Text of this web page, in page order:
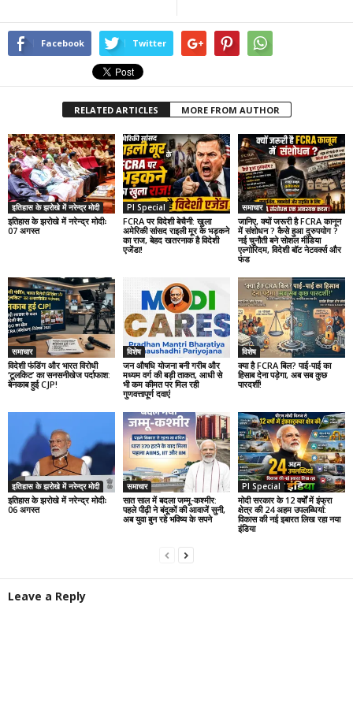
Facebook Twitter
RELATED ARTICLES MORE FROM AUTHOR
इतिहास के झरोखे में नरेन्द्र मोदी
इतिहास के झरोखे में नरेन्द्र मोदीः
07 अगस्त
PI Special
FCRA पर विदेशी बेचैनी: खुला
अमेरिकी सांसद राइली मूर के भड़कने
का राज, बेहद खतरनाक है विदेशी
एजेंडा!
समाचार
जानिए, क्यों जरूरी है FCRA कानून
में संशोधन ? कैसे हुआ दुरुपयोग ?
नई चुनौती बने सोशल मीडिया
एल्गोरिदम, विदेशी बॉट नेटवर्क्स और
फंड
समाचार
विदेशी फंडिंग और भारत विरोधी
‘टूलकिट’ का सनसनीखेज पर्दाफाश:
बेनकाब हुई CJP!
विशेष
जन औषधि योजना बनी गरीब और
मध्यम वर्ग की बड़ी ताकत, आधी से
भी कम कीमत पर मिल रही
गुणवत्तापूर्ण दवाएं
विशेष
क्या है FCRA बिल? पाई-पाई का
हिसाब देना पड़ेगा, अब सब कुछ
पारदर्शी!
इतिहास के झरोखे में नरेन्द्र मोदी
इतिहास के झरोखे में नरेन्द्र मोदीः
06 अगस्त
समाचार
सात साल में बदला जम्मू-कश्मीर:
पहले पीढ़ी ने बंदूकों की आवाजें सुनी,
अब युवा बुन रहे भविष्य के सपने
PI Special
मोदी सरकार के 12 वर्षों में इंफ्रा
क्षेत्र की 24 अहम उपलब्धियां:
विकास की नई इबारत लिख रहा नया
इंडिया
Leave a Reply